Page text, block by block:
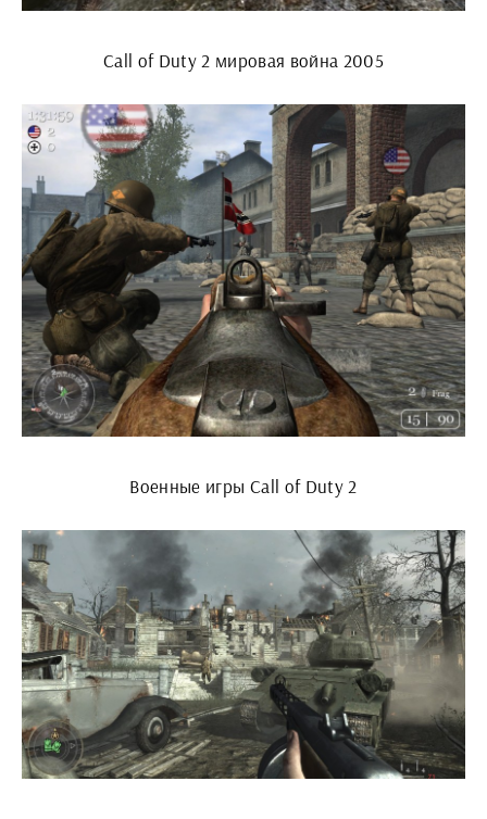
Call of Duty 2 мировая война 2005
Военные игры Call of Duty 2